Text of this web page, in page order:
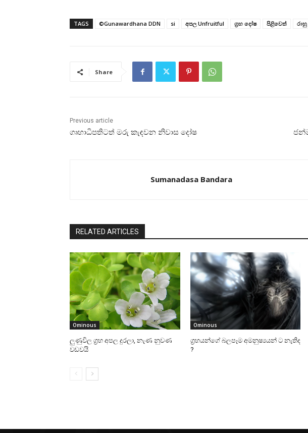
TAGS ©Gunawardhana DDN si අපල Unfruitful ග්‍රහ දෝෂ පිළිවෙත් රාහු
Share
Previous article
ගෘහාධිපතිටත් මරු කැඳවන නිවාස දෝෂ
Sumanadasa Bandara
RELATED ARTICLES
Ominous
ලුණුවිල ග්‍රහ අපල දුරලා, නැණ නුවණ
වඩවයි
Ominous
ග්‍රහයන්ගේ බලපෑම අමනුෂ්‍යයන් ට නැතිද
?